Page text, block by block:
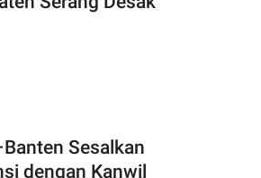
Sesalkan
dengan Kanwil